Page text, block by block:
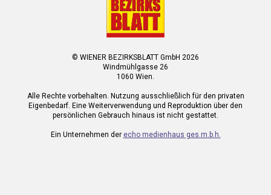
© WIENER BEZIRKSBLATT GmbH 2026
Windmühlgasse 26
1060 Wien.
Alle Rechte vorbehalten. Nutzung ausschließlich für den privaten
Eigenbedarf. Eine Weiterverwendung und Reproduktion über den
persönlichen Gebrauch hinaus ist nicht gestattet.
Ein Unternehmen der echo medienhaus ges.m.b.h.